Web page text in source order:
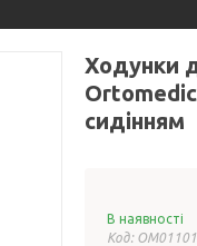
Ходунки
сидінням
В наявності
Код: